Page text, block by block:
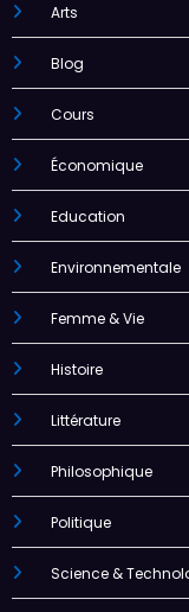
Arts
Blog
Cours
Économique
Education
Environnementale
Femme & Vie
Histoire
Littérature
Philosophique
Politique
Science &